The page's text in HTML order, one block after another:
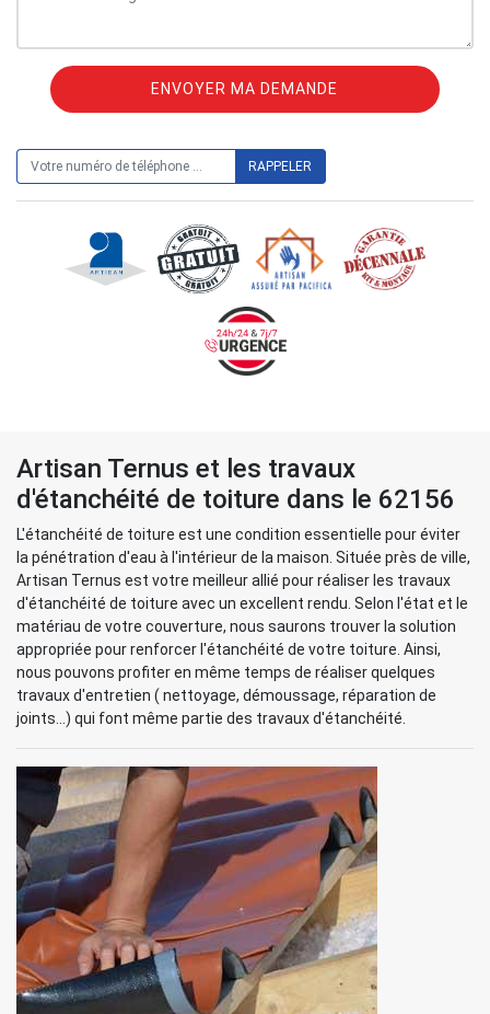
Artisan Ternus et les travaux
d'étanchéité de toiture dans le 62156
L'étanchéité de toiture est une condition essentielle pour éviter
la pénétration d'eau à l'intérieur de la maison. Située près de ville,
Artisan Ternus est votre meilleur allié pour réaliser les travaux
d'étanchéité de toiture avec un excellent rendu. Selon l'état et le
matériau de votre couverture, nous saurons trouver la solution
appropriée pour renforcer l'étanchéité de votre toiture. Ainsi,
nous pouvons profiter en même temps de réaliser quelques
travaux d'entretien ( nettoyage, démoussage, réparation de
joints...) qui font même partie des travaux d'étanchéité.